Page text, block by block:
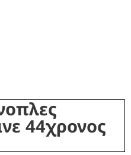
44χρονος